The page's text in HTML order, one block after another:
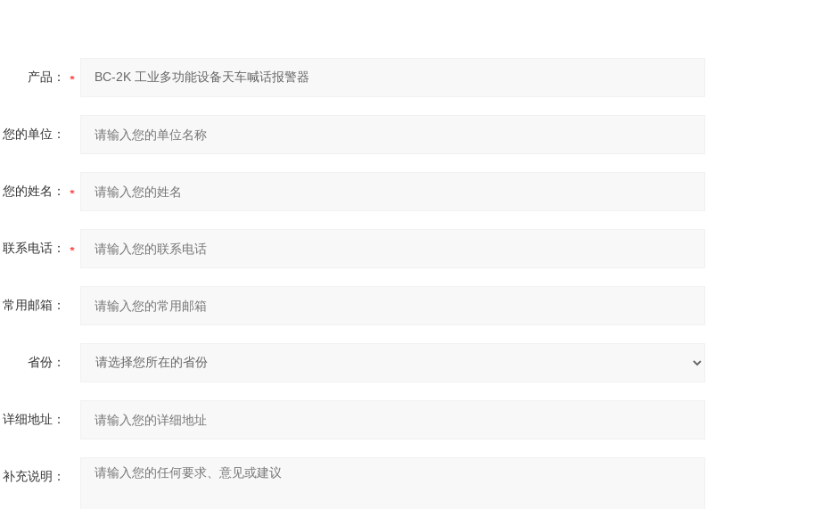
产品：
您的单位：
您的姓名：
联系电话：
常用邮箱：
省份：
详细地址：
补充说明：